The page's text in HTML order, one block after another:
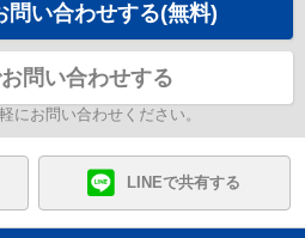
問い合わせする(無料)
問い合わせする
にお問い合わせください。
LINEで共有する